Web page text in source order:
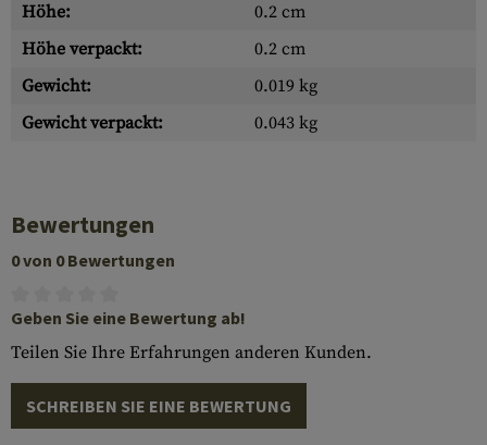
Höhe:
0.2 cm
Höhe verpackt:
0.2 cm
Gewicht:
0.019 kg
Gewicht verpackt:
0.043 kg
Bewertungen
0 von 0 Bewertungen
Geben Sie eine Bewertung ab!
Teilen Sie Ihre Erfahrungen anderen Kunden.
SCHREIBEN SIE EINE BEWERTUNG